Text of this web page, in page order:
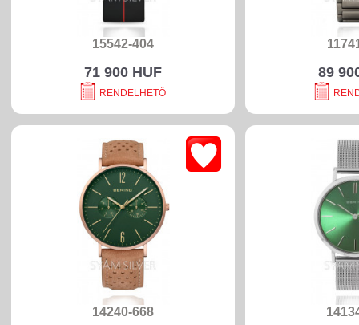
15542-404
71 900 HUF
RENDELHETŐ
89
14240-668